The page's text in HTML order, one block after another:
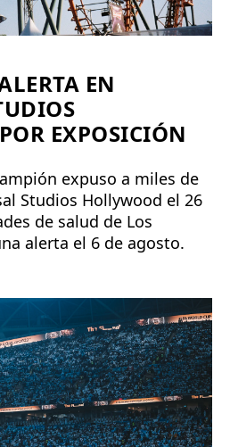
EN
EXPOSICIÓN
expuso a miles de
Studios Hollywood el 26
de salud de Los
alerta el 6 de agosto.